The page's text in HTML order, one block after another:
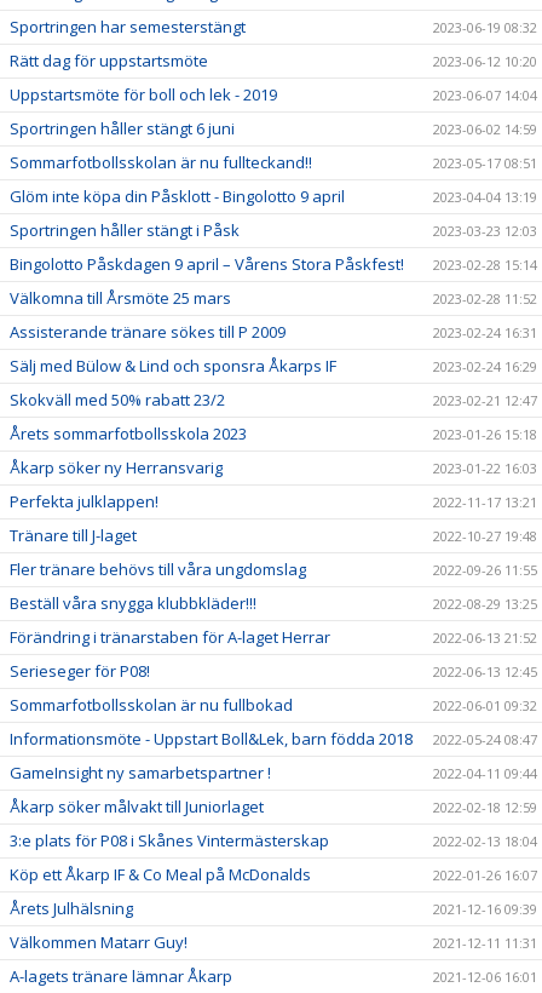
Sportringen har semesterstängt 2023-06-19 08:32
Rätt dag för uppstartsmöte 2023-06-12 10:20
Uppstartsmöte för boll och lek - 2019 2023-06-07 14:04
Sportringen håller stängt 6 juni 2023-06-02 14:59
Sommarfotbollsskolan är nu fullteckand!! 2023-05-17 08:51
Glöm inte köpa din Påsklott - Bingolotto 9 april 2023-04-04 13:19
Sportringen håller stängt i Påsk 2023-03-23 12:03
Bingolotto Påskdagen 9 april – Vårens Stora Påskfest! 2023-02-28 15:14
Välkomna till Årsmöte 25 mars 2023-02-28 11:52
Assisterande tränare sökes till P 2009 2023-02-24 16:31
Sälj med Bülow & Lind och sponsra Åkarps IF 2023-02-24 16:29
Skokväll med 50% rabatt 23/2 2023-02-21 12:47
Årets sommarfotbollsskola 2023 2023-01-26 15:18
Åkarp söker ny Herransvarig 2023-01-22 16:03
Perfekta julklappen! 2022-11-17 13:21
Tränare till J-laget 2022-10-27 19:48
Fler tränare behövs till våra ungdomslag 2022-09-26 11:55
Beställ våra snygga klubbkläder!!! 2022-08-29 13:25
Förändring i tränarstaben för A-laget Herrar 2022-06-13 21:52
Serieseger för P08! 2022-06-13 12:45
Sommarfotbollsskolan är nu fullbokad 2022-06-01 09:32
Informationsmöte - Uppstart Boll&Lek, barn födda 2018 2022-05-24 08:47
GameInsight ny samarbetspartner ! 2022-04-11 09:44
Åkarp söker målvakt till Juniorlaget 2022-02-18 12:59
3:e plats för P08 i Skånes Vintermästerskap 2022-02-13 18:04
Köp ett Åkarp IF & Co Meal på McDonalds 2022-01-26 16:07
Årets Julhälsning 2021-12-16 09:39
Välkommen Matarr Guy! 2021-12-11 11:31
A-lagets tränare lämnar Åkarp 2021-12-06 16:01